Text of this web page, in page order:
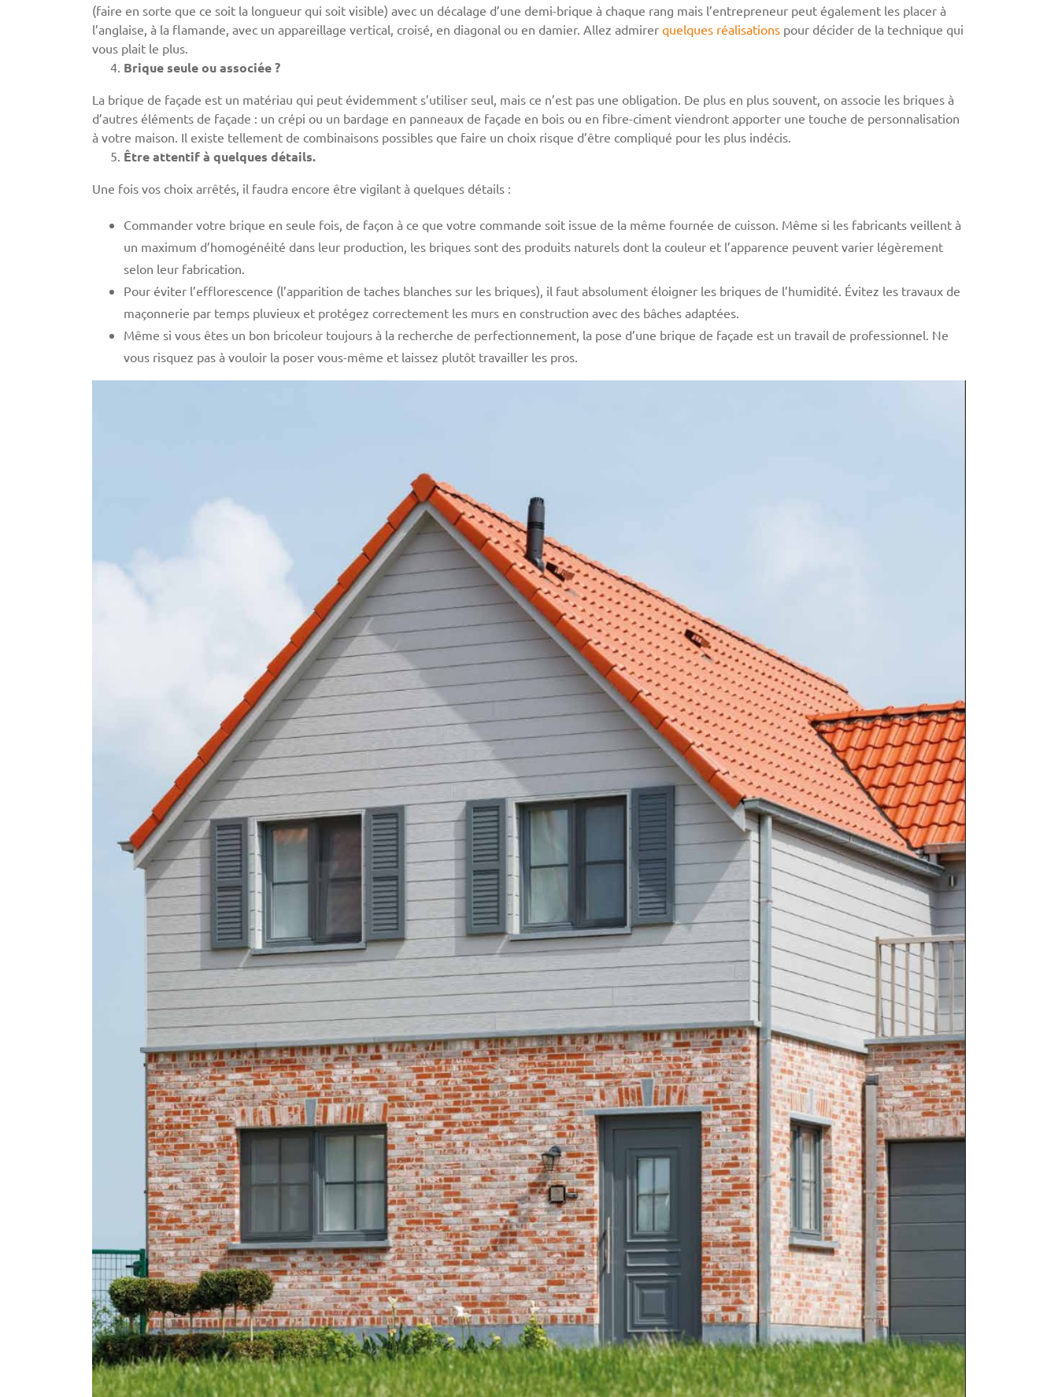
(faire en sorte que ce soit la longueur qui soit visible) avec un décalage d’une demi-brique à chaque rang mais l’entrepreneur peut également les placer à
l’anglaise, à la flamande, avec un appareillage vertical, croisé, en diagonal ou en damier. Allez admirer quelques réalisations pour décider de la technique qui
vous plait le plus.
Brique seule ou associée ?
La brique de façade est un matériau qui peut évidemment s’utiliser seul, mais ce n’est pas une obligation. De plus en plus souvent, on associe les briques à
d’autres éléments de façade : un crépi ou un bardage en panneaux de façade en bois ou en fibre-ciment viendront apporter une touche de personnalisation
à votre maison. Il existe tellement de combinaisons possibles que faire un choix risque d’être compliqué pour les plus indécis.
Être attentif à quelques détails.
Une fois vos choix arrêtés, il faudra encore être vigilant à quelques détails :
Commander votre brique en seule fois, de façon à ce que votre commande soit issue de la même fournée de cuisson. Même si les fabricants veillent à
un maximum d’homogénéité dans leur production, les briques sont des produits naturels dont la couleur et l’apparence peuvent varier légèrement
selon leur fabrication.
Pour éviter l’efflorescence (l’apparition de taches blanches sur les briques), il faut absolument éloigner les briques de l’humidité. Évitez les travaux de
maçonnerie par temps pluvieux et protégez correctement les murs en construction avec des bâches adaptées.
Même si vous êtes un bon bricoleur toujours à la recherche de perfectionnement, la pose d’une brique de façade est un travail de professionnel. Ne
vous risquez pas à vouloir la poser vous-même et laissez plutôt travailler les pros.